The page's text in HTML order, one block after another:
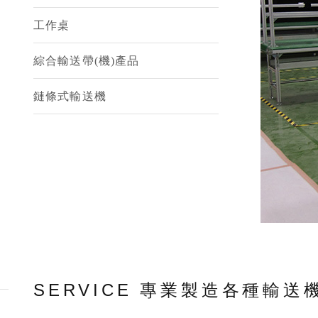
工作桌
綜合輸送帶(機)產品
鏈條式輸送機
SERVICE 專業製造各種輸送